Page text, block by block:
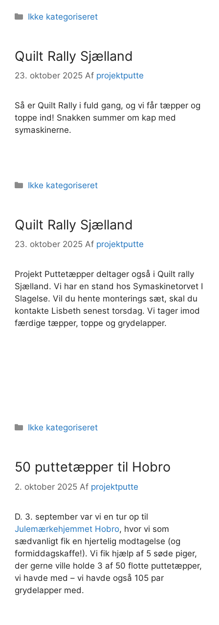
Kategorier
Ikke kategoriseret
Quilt Rally Sjælland
23. oktober 2025 Af projektputte
Så er Quilt Rally i fuld gang, og vi får tæpper og
toppe ind! Snakken summer om kap med
symaskinerne.
Kategorier
Ikke kategoriseret
Quilt Rally Sjælland
23. oktober 2025 Af projektputte
Projekt Puttetæpper deltager også i Quilt rally
Sjælland. Vi har en stand hos Symaskinetorvet I
Slagelse. Vil du hente monterings sæt, skal du
kontakte Lisbeth senest torsdag. Vi tager imod
færdige tæpper, toppe og grydelapper.
Kategorier
Ikke kategoriseret
50 puttetæpper til Hobro
2. oktober 2025 Af projektputte
D. 3. september var vi en tur op til
Julemærkehjemmet Hobro, hvor vi som
sædvanligt fik en hjertelig modtagelse (og
formiddagskaffe!). Vi fik hjælp af 5 søde piger,
der gerne ville holde 3 af 50 flotte puttetæpper,
vi havde med – vi havde også 105 par
grydelapper med.